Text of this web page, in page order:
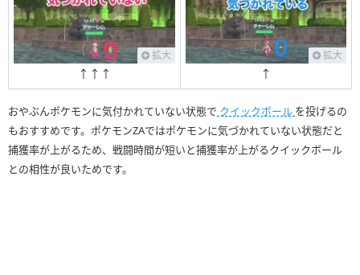
拡大
↑↑↑
拡大
↑
おやぶんポケモンに気付かれていない状態で クイックボール を投げるの
もおすすめです。ポケモンZAではポケモンに気づかれていない状態だと
捕獲率が上がるため、戦闘時間が短いと捕獲率が上がるクイックボール
との相性が良いためです。